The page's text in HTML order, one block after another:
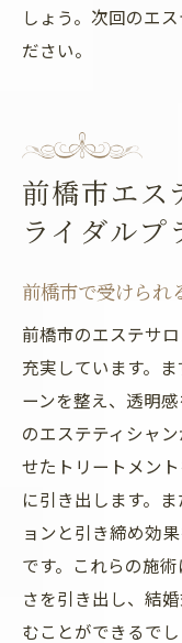
しょう。次回のエ
ださい。
前橋市エス
ライダルプ
前橋市で受けられ
前橋市のエステサ
充実しています。
ーンを整え、透明
のエステティシャ
せたトリートメン
に引き出します。
ョンと引き締め効
です。これらの施
さを引き出し、結
むことができるでし